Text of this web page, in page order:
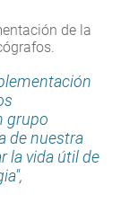
de la
grupo
de nuestra
la vida útil de